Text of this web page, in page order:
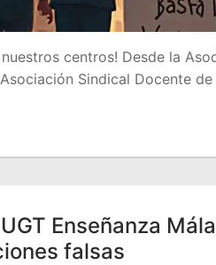
nuestros centros! Desde la
Sindical Docente
Enseñanza
falsas